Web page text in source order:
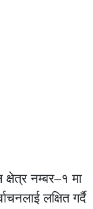
क्षेत्र नम्बर–१ मा
लक्षित गर्दै